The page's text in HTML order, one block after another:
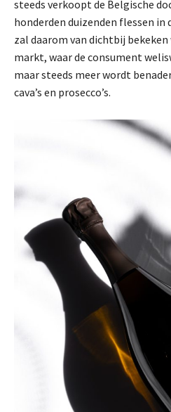
steeds verkoopt de Belgische
honderden duizenden flessen in
zal daarom van dichtbij
markt, waar de consument
maar steeds meer wordt
cava’s en prosecco’s.